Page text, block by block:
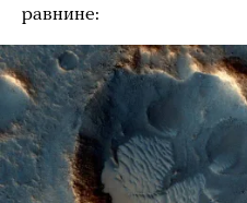
равнине: